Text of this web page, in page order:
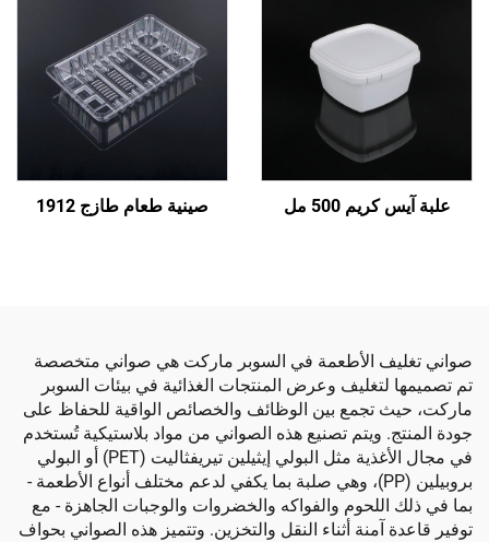
500 مل صينية طعام طازج 1912
الأطعمة في السوبر ماركت هي صواني متخصصة
وعرض المنتجات الغذائية في بيئات السوبر
تجمع بين الوظائف والخصائص الواقية للحفاظ على
ويتم تصنيع هذه الصواني من مواد بلاستيكية تُستخدم
في مجال الأغذية مثل البولي إيثيلين تيريفثاليت (PET) أو البولي
بروبيلين (PP)، وهي صلبة بما يكفي لدعم مختلف أنواع الأطعمة -
والفواكه والخضروات والوجبات الجاهزة - مع
آمنة أثناء النقل والتخزين. وتتميز هذه الصواني بحواف